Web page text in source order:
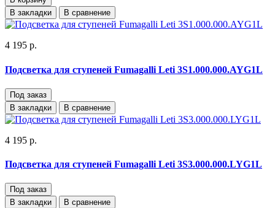
В закладки
В сравнение
4 195 р.
Подсветка для ступеней Fumagalli Leti 3S1.000.000.AYG1L
Под заказ
В закладки
В сравнение
4 195 р.
Подсветка для ступеней Fumagalli Leti 3S3.000.000.LYG1L
Под заказ
В закладки
В сравнение